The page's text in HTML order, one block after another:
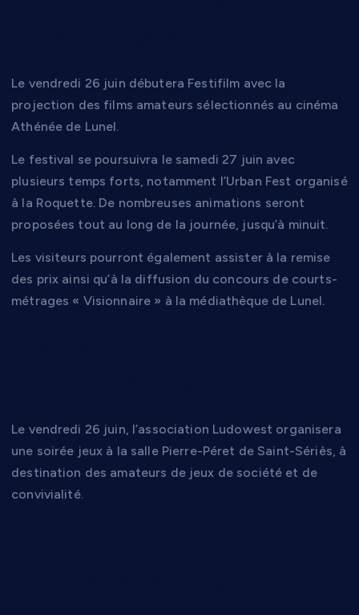
Le vendredi 26 juin débutera Festifilm avec la
projection des films amateurs sélectionnés au cinéma
Athénée de Lunel.
Le festival se poursuivra le samedi 27 juin avec
plusieurs temps forts, notamment l’Urban Fest organisé
à la Roquette. De nombreuses animations seront
proposées tout au long de la journée, jusqu’à minuit.
Les visiteurs pourront également assister à la remise
des prix ainsi qu’à la diffusion du concours de courts-
métrages « Visionnaire » à la médiathèque de Lunel.
Le vendredi 26 juin, l’association Ludowest organisera
une soirée jeux à la salle Pierre-Péret de Saint-Sériès, à
destination des amateurs de jeux de société et de
convivialité.